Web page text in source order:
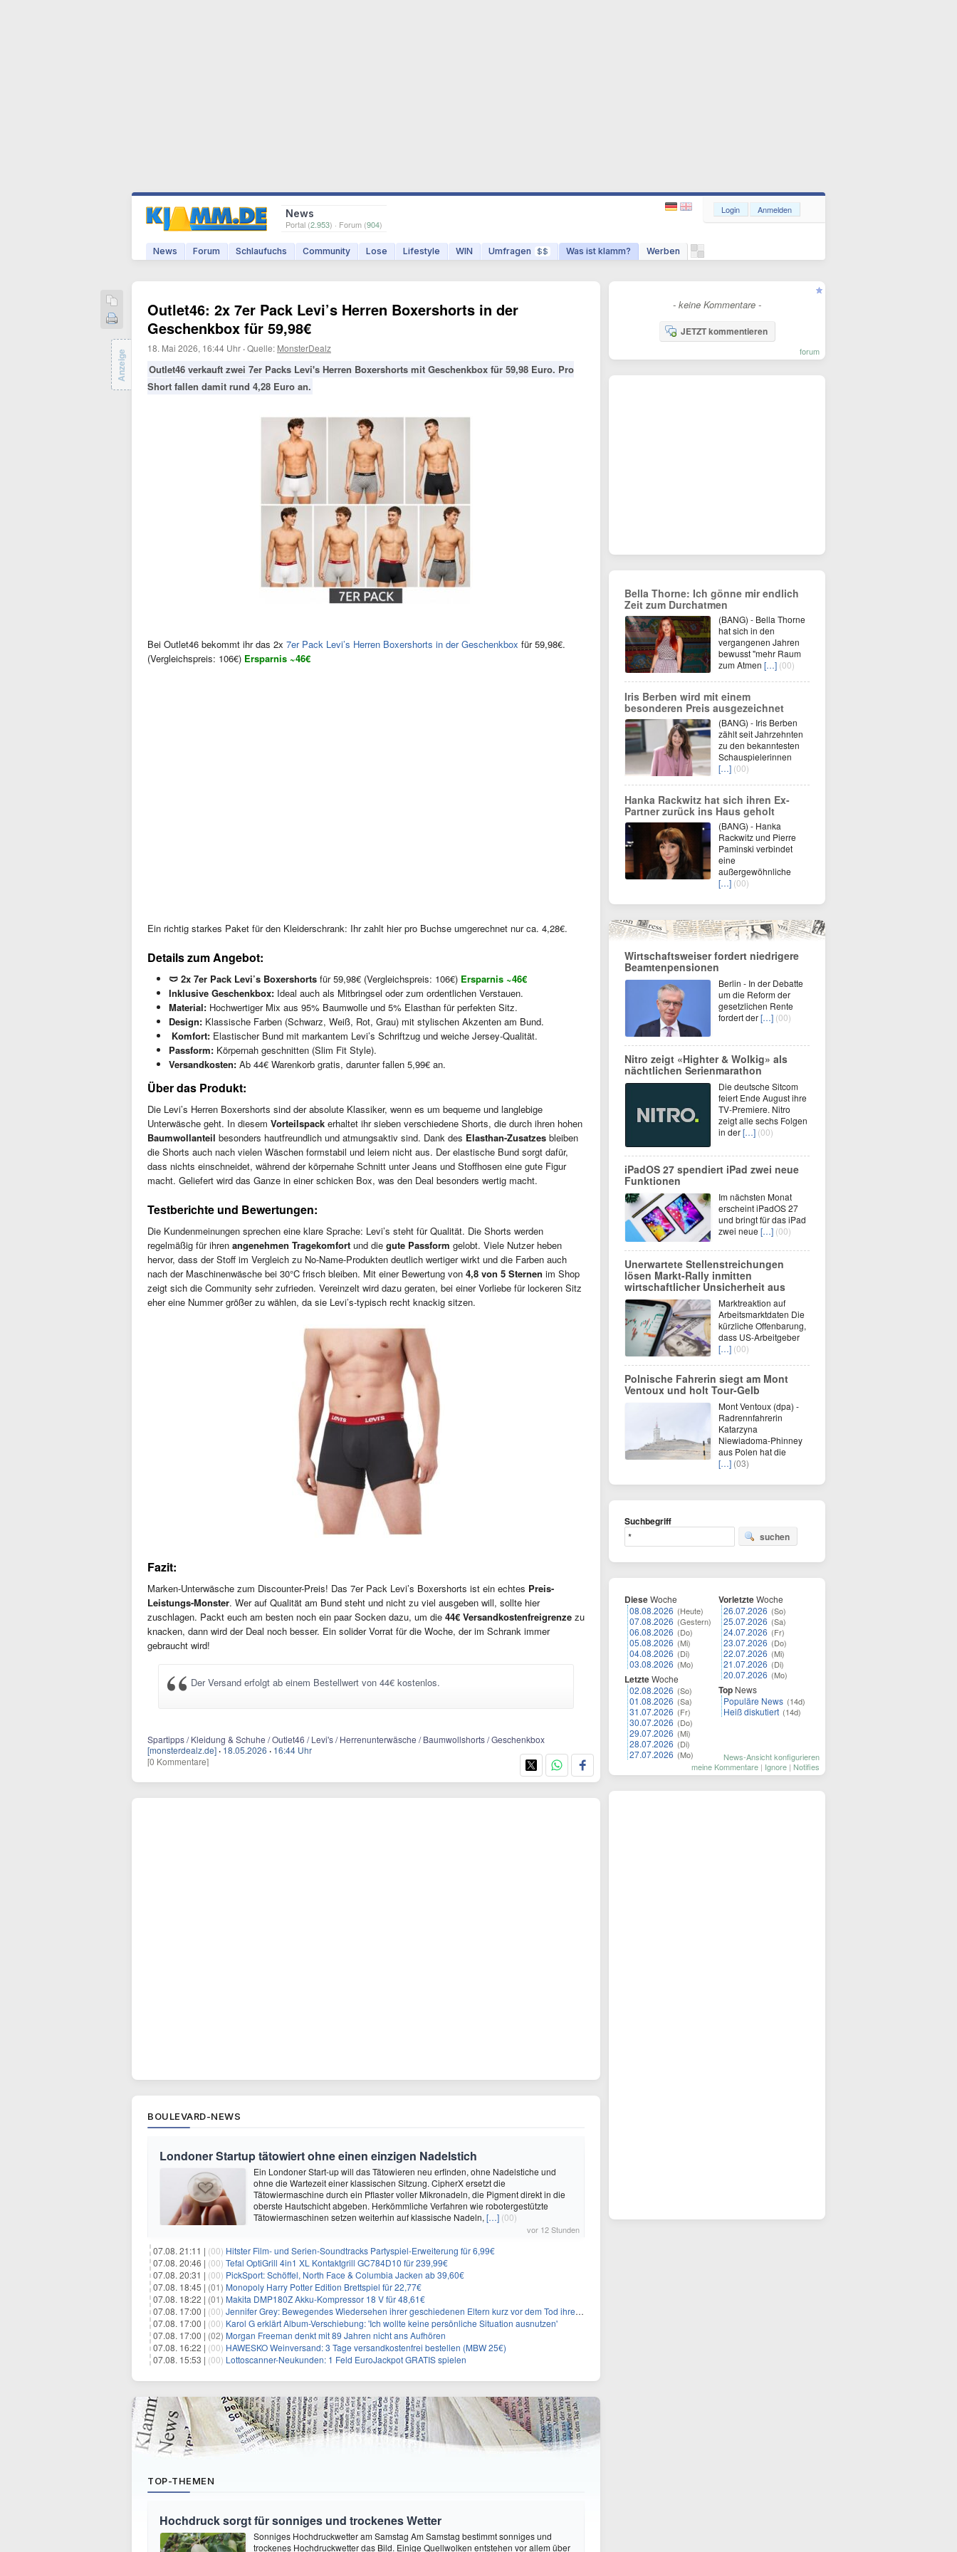
News
Portal (2.953) · Forum (904)
News Forum Schlaufuchs Community Lose Lifestyle WIN Umfragen $$ Was ist klamm? Werben
Login Anmelden
Outlet46: 2x 7er Pack Levi’s Herren Boxershorts in der
Geschenkbox für 59,98€
18. Mai 2026, 16:44 Uhr ·Quelle: MonsterDealz
Outlet46 verkauft zwei 7er Packs Levi's Herren Boxershorts mit Geschenkbox für 59,98 Euro. Pro
Short fallen damit rund 4,28 Euro an.
Bei Outlet46 bekommt ihr das 2x 7er Pack Levi’s Herren Boxershorts in der Geschenkbox für 59,98€.
(Vergleichspreis: 106€) Ersparnis ~46€
Ein richtig starkes Paket für den Kleiderschrank: Ihr zahlt hier pro Buchse umgerechnet nur ca. 4,28€.
Details zum Angebot:
🩲 2x 7er Pack Levi’s Boxershorts für 59,98€ (Vergleichspreis: 106€) Ersparnis ~46€
Inklusive Geschenkbox: Ideal auch als Mitbringsel oder zum ordentlichen Verstauen.
Material: Hochwertiger Mix aus 95% Baumwolle und 5% Elasthan für perfekten Sitz.
Design: Klassische Farben (Schwarz, Weiß, Rot, Grau) mit stylischen Akzenten am Bund.
️ Komfort: Elastischer Bund mit markantem Levi’s Schriftzug und weiche Jersey-Qualität.
Passform: Körpernah geschnitten (Slim Fit Style).
Versandkosten: Ab 44€ Warenkorb gratis, darunter fallen 5,99€ an.
Über das Produkt:
Die Levi’s Herren Boxershorts sind der absolute Klassiker, wenn es um bequeme und langlebige
Unterwäsche geht. In diesem Vorteilspack erhaltet ihr sieben verschiedene Shorts, die durch ihren hohen
Baumwollanteil besonders hautfreundlich und atmungsaktiv sind. Dank des Elasthan-Zusatzes bleiben
die Shorts auch nach vielen Wäschen formstabil und leiern nicht aus. Der elastische Bund sorgt dafür,
dass nichts einschneidet, während der körpernahe Schnitt unter Jeans und Stoffhosen eine gute Figur
macht. Geliefert wird das Ganze in einer schicken Box, was den Deal besonders wertig macht.
Testberichte und Bewertungen:
Die Kundenmeinungen sprechen eine klare Sprache: Levi’s steht für Qualität. Die Shorts werden
regelmäßig für ihren angenehmen Tragekomfort und die gute Passform gelobt. Viele Nutzer heben
hervor, dass der Stoff im Vergleich zu No-Name-Produkten deutlich wertiger wirkt und die Farben auch
nach der Maschinenwäsche bei 30°C frisch bleiben. Mit einer Bewertung von 4,8 von 5 Sternen im Shop
zeigt sich die Community sehr zufrieden. Vereinzelt wird dazu geraten, bei einer Vorliebe für lockeren Sitz
eher eine Nummer größer zu wählen, da sie Levi’s-typisch recht knackig sitzen.
Fazit:
Marken-Unterwäsche zum Discounter-Preis! Das 7er Pack Levi’s Boxershorts ist ein echtes Preis-
Leistungs-Monster. Wer auf Qualität am Bund steht und nicht zu viel ausgeben will, sollte hier
zuschlagen. Packt euch am besten noch ein paar Socken dazu, um die 44€ Versandkostenfreigrenze zu
knacken, dann wird der Deal noch besser. Ein solider Vorrat für die Woche, der im Schrank immer
gebraucht wird!
Der Versand erfolgt ab einem Bestellwert von 44€ kostenlos.
Spartipps / Kleidung & Schuhe / Outlet46 / Levi's / Herrenunterwäsche / Baumwollshorts / Geschenkbox
[monsterdealz.de] · 18.05.2026 · 16:44 Uhr
[0 Kommentare]
Anzeige
BOULEVARD-NEWS
Londoner Startup tätowiert ohne einen einzigen Nadelstich
Ein Londoner Start-up will das Tätowieren neu erfinden, ohne Nadelstiche und
ohne die Wartezeit einer klassischen Sitzung. CipherX ersetzt die
Tätowiermaschine durch ein Pflaster voller Mikronadeln, die Pigment direkt in die
oberste Hautschicht abgeben. Herkömmliche Verfahren wie robotergestützte
Tätowiermaschinen setzen weiterhin auf klassische Nadeln, […] (00)
vor 12 Stunden
07.08. 21:11 | (00) Hitster Film- und Serien-Soundtracks Partyspiel-Erweiterung für 6,99€
07.08. 20:46 | (00) Tefal OptiGrill 4in1 XL Kontaktgrill GC784D10 für 239,99€
07.08. 20:31 | (00) PickSport: Schöffel, North Face & Columbia Jacken ab 39,60€
07.08. 18:45 | (01) Monopoly Harry Potter Edition Brettspiel für 22,77€
07.08. 18:22 | (01) Makita DMP180Z Akku-Kompressor 18 V für 48,61€
07.08. 17:00 | (00) Jennifer Grey: Bewegendes Wiedersehen ihrer geschiedenen Eltern kurz vor dem Tod ihrer Mutter
07.08. 17:00 | (00) Karol G erklärt Album-Verschiebung: 'Ich wollte keine persönliche Situation ausnutzen'
07.08. 17:00 | (02) Morgan Freeman denkt mit 89 Jahren nicht ans Aufhören
07.08. 16:22 | (00) HAWESKO Weinversand: 3 Tage versandkostenfrei bestellen (MBW 25€)
07.08. 15:53 | (00) Lottoscanner-Neukunden: 1 Feld EuroJackpot GRATIS spielen
TOP-THEMEN
Hochdruck sorgt für sonniges und trockenes Wetter
Sonniges Hochdruckwetter am Samstag Am Samstag bestimmt sonniges und
trockenes Hochdruckwetter das Bild. Einige Quellwolken entstehen vor allem über
- keine Kommentare -
JETZT kommentieren
forum
Bella Thorne: Ich gönne mir endlich
Zeit zum Durchatmen
(BANG) - Bella Thorne
hat sich in den
vergangenen Jahren
bewusst "mehr Raum
zum Atmen […] (00)
Iris Berben wird mit einem
besonderen Preis ausgezeichnet
(BANG) - Iris Berben
zählt seit Jahrzehnten
zu den bekanntesten
Schauspielerinnen
[…] (00)
Hanka Rackwitz hat sich ihren Ex-
Partner zurück ins Haus geholt
(BANG) - Hanka
Rackwitz und Pierre
Paminski verbindet
eine
außergewöhnliche
[…] (00)
Wirtschaftsweiser fordert niedrigere
Beamtenpensionen
Berlin - In der Debatte
um die Reform der
gesetzlichen Rente
fordert der[…] (00)
Nitro zeigt «Highter & Wolkig» als
nächtlichen Serienmarathon
Die deutsche Sitcom
feiert Ende August ihre
TV-Premiere. Nitro
zeigt alle sechs Folgen
in der[…] (00)
iPadOS 27 spendiert iPad zwei neue
Funktionen
Im nächsten Monat
erscheint iPadOS 27
und bringt für das iPad
zwei neue […] (00)
Unerwartete Stellenstreichungen
lösen Markt-Rally inmitten
wirtschaftlicher Unsicherheit aus
Marktreaktion auf
Arbeitsmarktdaten Die
kürzliche Offenbarung,
dass US-Arbeitgeber
[…] (00)
Polnische Fahrerin siegt am Mont
Ventoux und holt Tour-Gelb
Mont Ventoux (dpa) -
Radrennfahrerin
Katarzyna
Niewiadoma-Phinney
aus Polen hat die
[…] (03)
Suchbegriff
suchen
DieseWoche
08.08.2026 (Heute)
07.08.2026 (Gestern)
06.08.2026 (Do)
05.08.2026 (Mi)
04.08.2026 (Di)
03.08.2026 (Mo)
LetzteWoche
02.08.2026 (So)
01.08.2026 (Sa)
31.07.2026 (Fr)
30.07.2026 (Do)
29.07.2026 (Mi)
28.07.2026 (Di)
27.07.2026 (Mo)
VorletzteWoche
26.07.2026 (So)
25.07.2026 (Sa)
24.07.2026 (Fr)
23.07.2026 (Do)
22.07.2026 (Mi)
21.07.2026 (Di)
20.07.2026 (Mo)
Top News
Populäre News (14d)
Heiß diskutiert (14d)
News-Ansicht konfigurieren
meine Kommentare | Ignore | Notifies